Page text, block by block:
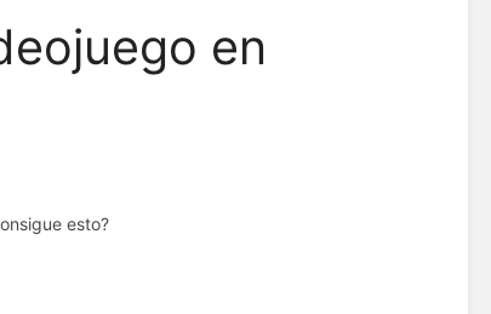
en
esto?